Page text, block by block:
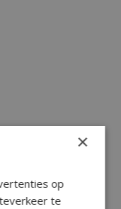
×
op
te